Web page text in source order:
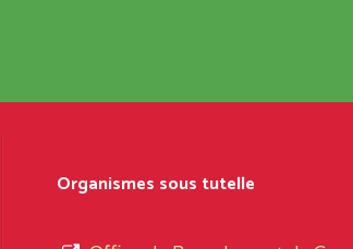
immatriculés et inscrits au
Organismes sous tutelle